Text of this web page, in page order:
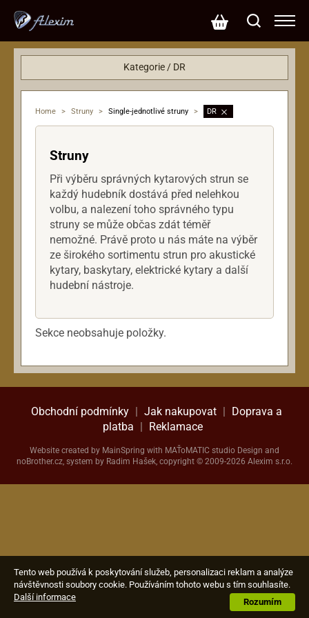
Home > Struny > Single-jednotlivé struny > DR
Struny
Při výběru správných kytarových strun se
každý hudebník dostává před nelehkou
volbu, a nalezení toho správného typu
struny se může občas zdát téměř
nemožné. Právě proto u nás máte na výběr
ze širokého sortimentu strun pro akustické
kytary, baskytary, elektrické kytary a další
hudební nástroje.
Sekce neobsahuje položky.
Kategorie / DR
Struny
Baskytara
Elektrická kytara
Obchodní podmínky | Jak nakupovat | Doprava a
platba | Reklamace
Website created by MainSpring with MAŤoMATIC studio Design and
noBrother.cz, system by Radim Hašek, copyright © 2009-2026 Alexim s.r.o.
Tento web používá k poskytování služeb, personalizaci reklam a analýze
návštěvnosti soubory cookie. Používáním tohoto webu s tím souhlasíte.
Rozumím
Další informace